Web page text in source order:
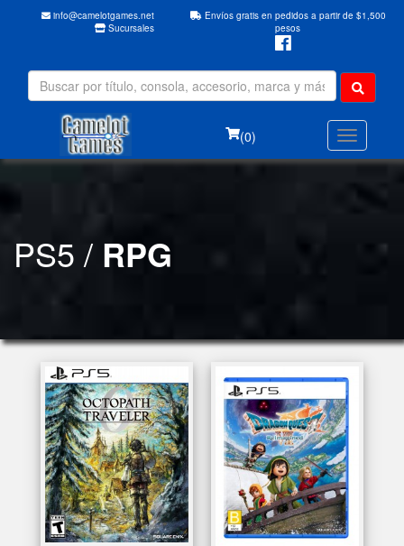
info@camelotgames.net
Sucursales
Envíos gratis en pedidos a partir de $1,500
pesos
(0)
PS5 / RPG